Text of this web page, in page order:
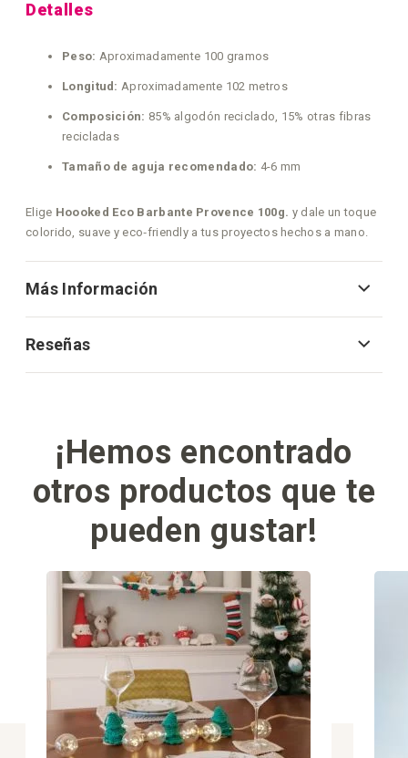
Detalles
Peso: Aproximadamente 100 gramos
Longitud: Aproximadamente 102 metros
Composición: 85% algodón reciclado, 15% otras fibras
recicladas
Tamaño de aguja recomendado: 4-6 mm
Elige Hoooked Eco Barbante Provence 100g. y dale un toque
colorido, suave y eco‑friendly a tus proyectos hechos a mano.
Más Información
Reseñas
¡Hemos encontrado
otros productos que te
pueden gustar!